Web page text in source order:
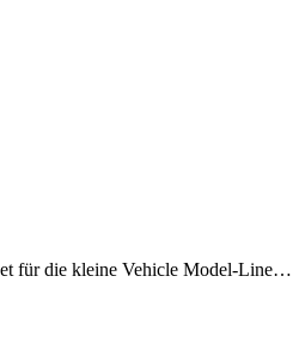
für die kleine Vehicle Model-Line…